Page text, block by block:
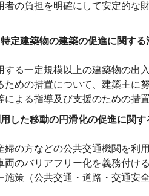
の負担を明確にして安定的な
定建築物の建築の促進に関す
る一定規模以上の建築物の出
めの措置について、建築主に
よる指導及び支援のための措
した移動の円滑化の促進に関
の方などの公共交通機関を利
のバリアフリー化を義務付け
策（公共交通・道路・交通安